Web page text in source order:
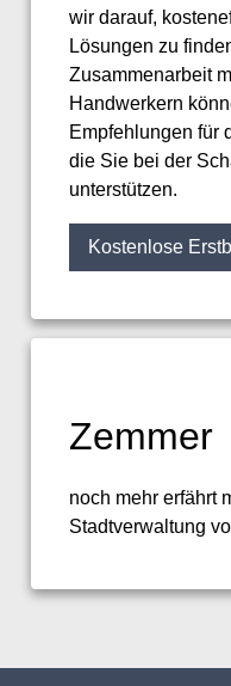
wir darauf,
Lösungen zu
Zusammenarbeit
Handwerkern
Empfehlungen für
die Sie bei der
unterstützen.
Kostenlose
Zemmer
noch mehr erfährt
Stadtverwaltung